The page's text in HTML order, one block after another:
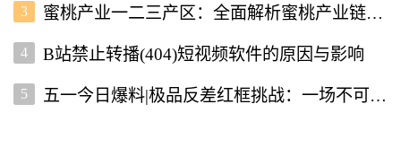
3 蜜桃产业一二三产区：全面解析蜜桃产业链的现状与未来
4 B站禁止转播(404)短视频软件的原因与影响
5 五一今日爆料|极品反差红框挑战：一场不可错过的直播盛宴